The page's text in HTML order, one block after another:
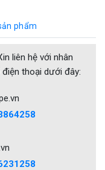
phẩm
liên hệ với nhân
thoại dưới đây: